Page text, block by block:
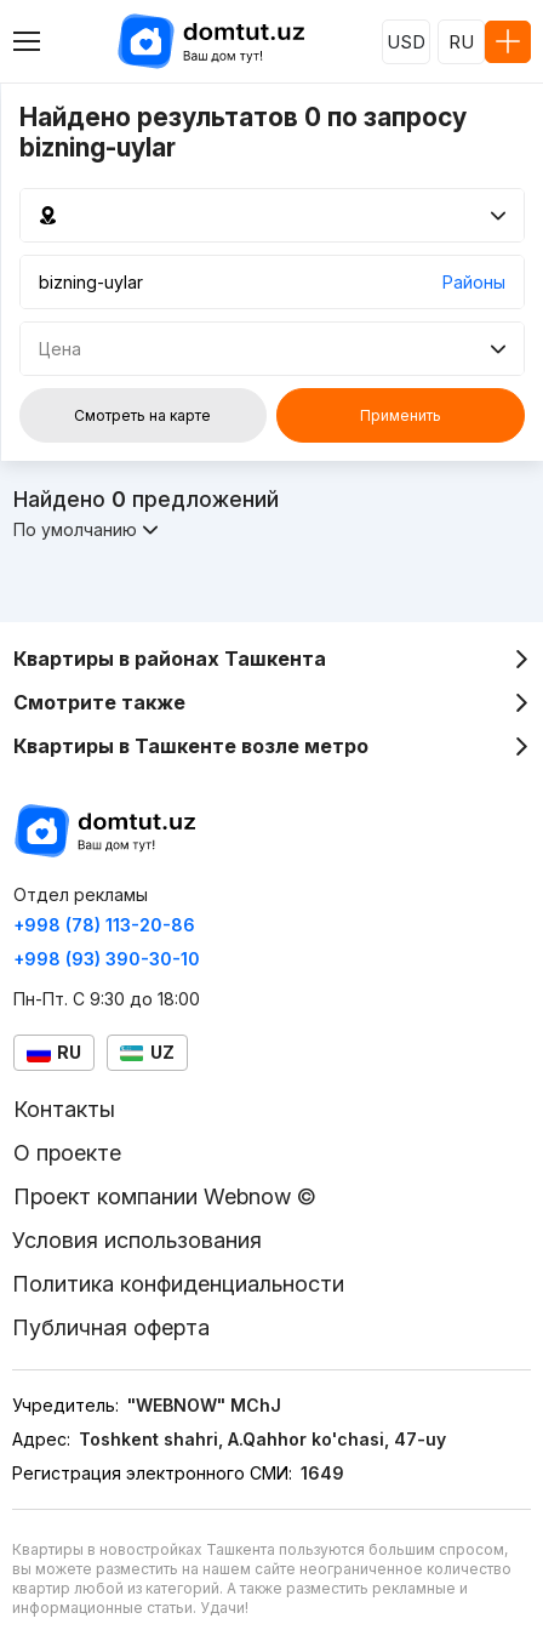
USD RU
Найдено результатов 0 по запросу
bizning-uylar
Районы
Цена
Смотреть на карте Применить
Найдено 0 предложений
По умолчанию
Квартиры в районах Ташкента
Смотрите также
Квартиры в Ташкенте возле метро
Отдел рекламы
+998 (78) 113-20-86
+998 (93) 390-30-10
Пн-Пт. С 9:30 до 18:00
RU UZ
Контакты
О проекте
Проект компании Webnow ©
Условия использования
Политика конфиденциальности
Публичная оферта
Учредитель: "WEBNOW" MChJ
Адрес: Toshkent shahri, A.Qahhor ko'chasi, 47-uy
Регистрация электронного СМИ: 1649
Квартиры в новостройках Ташкента пользуются большим спросом,
вы можете разместить на нашем сайте неограниченное количество
квартир любой из категорий. А также разместить рекламные и
информационные статьи. Удачи!